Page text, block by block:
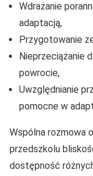
Wdrażanie
adaptacją,
Przygotowanie
Nieprzeciążanie
powrocie,
Uwzględnianie
pomocne w
Wspólna rozmowa
przedszkolu
dostępność